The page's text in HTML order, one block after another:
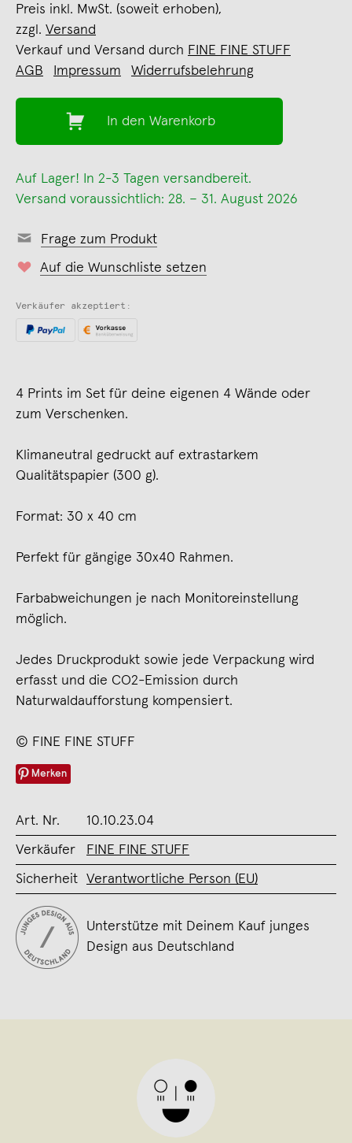
Preis inkl. MwSt. (soweit erhoben),
zzgl. Versand
Verkauf und Versand durch FINE FINE STUFF
AGB
Impressum Widerrufsbelehrung
In den Warenkorb
Auf Lager! In 2-3 Tagen versandbereit.
Versand voraussichtlich: 28. – 31. August 2026
Frage zum Produkt
Auf die Wunschliste setzen
Verkäufer akzeptiert:
4 Prints im Set für deine eigenen 4 Wände oder
zum Verschenken.
Klimaneutral gedruckt auf extrastarkem
Qualitätspapier (300 g).
Format: 30 x 40 cm
Perfekt für gängige 30x40 Rahmen.
Farbabweichungen je nach Monitoreinstellung
möglich.
Jedes Druckprodukt sowie jede Verpackung wird
erfasst und die CO2-Emission durch
Naturwaldaufforstung kompensiert.
© FINE FINE STUFF
Merken
Art. Nr. 10.10.23.04
Verkäufer FINE FINE STUFF
Sicherheit Verantwortliche Person (EU)
Unterstütze mit Deinem Kauf junges
Design aus Deutschland